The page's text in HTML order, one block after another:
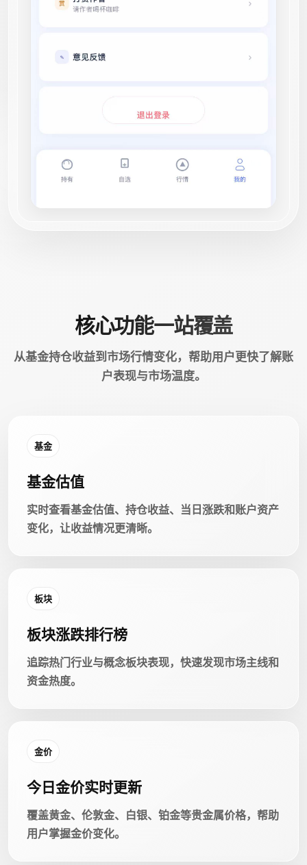
核心功能一站覆盖
从基金持仓收益到市场行情变化，帮助用户更快了解账
户表现与市场温度。
基金
基金估值
实时查看基金估值、持仓收益、当日涨跌和账户资产
变化，让收益情况更清晰。
板块
板块涨跌排行榜
追踪热门行业与概念板块表现，快速发现市场主线和
资金热度。
金价
今日金价实时更新
覆盖黄金、伦敦金、白银、铂金等贵金属价格，帮助
用户掌握金价变化。